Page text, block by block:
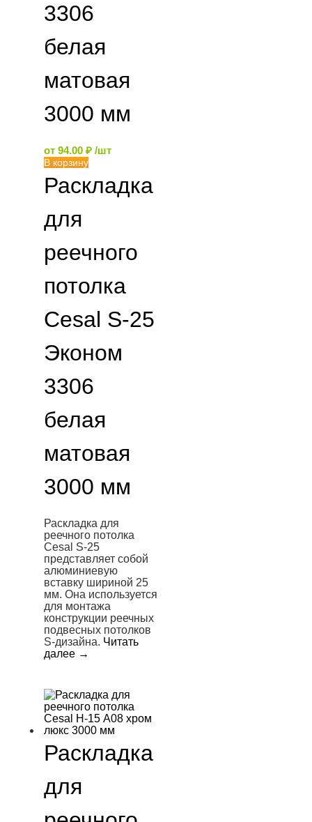
3306
белая
матовая
3000 мм
от 94.00 ₽ /шт
В корзину
Раскладка
для
реечного
потолка
Cesal S-25
Эконом
3306
белая
матовая
3000 мм
Раскладка для
реечного потолка
Cesal S-25
представляет собой
алюминиевую
вставку шириной 25
мм. Она используется
для монтажа
конструкции реечных
подвесных потолков
S-дизайна. Читать
далее →
Раскладка
для